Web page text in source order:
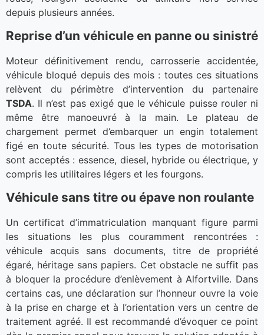
depuis plusieurs années.
Reprise d’un véhicule en panne ou sinistré
Moteur définitivement rendu, carrosserie accidentée,
véhicule bloqué depuis des mois : toutes ces situations
relèvent du périmètre d’intervention du partenaire
TSDA. Il n’est pas exigé que le véhicule puisse rouler ni
même être manoeuvré à la main. Le plateau de
chargement permet d’embarquer un engin totalement
figé en toute sécurité. Tous les types de motorisation
sont acceptés : essence, diesel, hybride ou électrique, y
compris les utilitaires légers et les fourgons.
Véhicule sans titre ou épave non roulante
Un certificat d’immatriculation manquant figure parmi
les situations les plus couramment rencontrées :
véhicule acquis sans documents, titre de propriété
égaré, héritage sans papiers. Cet obstacle ne suffit pas
à bloquer la procédure d’enlèvement à Alfortville. Dans
certains cas, une déclaration sur l’honneur ouvre la voie
à la prise en charge et à l’orientation vers un centre de
traitement agréé. Il est recommandé d’évoquer ce point